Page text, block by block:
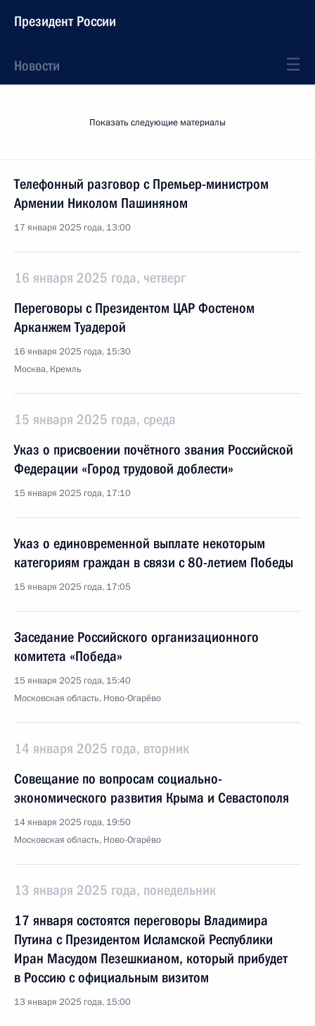
Президент России
Новости
Показать следующие материалы
Телефонный разговор с Премьер-министром
Армении Николом Пашиняном
17 января 2025 года, 13:00
16 января 2025 года, четверг
Переговоры с Президентом ЦАР Фостеном
Арканжем Туадерой
16 января 2025 года, 15:30
Москва, Кремль
15 января 2025 года, среда
Указ о присвоении почётного звания Российской
Федерации «Город трудовой доблести»
15 января 2025 года, 17:10
Указ о единовременной выплате некоторым
категориям граждан в связи с 80-летием Победы
15 января 2025 года, 17:05
Заседание Российского организационного
комитета «Победа»
15 января 2025 года, 15:40
Московская область, Ново-Огарёво
14 января 2025 года, вторник
Совещание по вопросам социально-
экономического развития Крыма и Севастополя
14 января 2025 года, 19:50
Московская область, Ново-Огарёво
13 января 2025 года, понедельник
17 января состоятся переговоры Владимира
Путина с Президентом Исламской Республики
Иран Масудом Пезешкианом, который прибудет
в Россию с официальным визитом
13 января 2025 года, 15:00